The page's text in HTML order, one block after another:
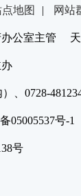
地图 | 网站
公室主管 天
、0728-
05005537号
号